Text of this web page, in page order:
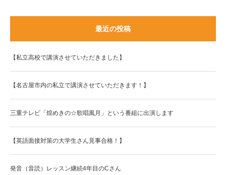
最近の投稿
【私立高校で講演させていただきました】
【名古屋市内の私立で講演させていただきます！】
三重テレビ「煌めきの☆歌唱風月」という番組に出演します
【英語面接対策の大学生さん見事合格！】
発音（音読）レッスン継続4年目のCさん